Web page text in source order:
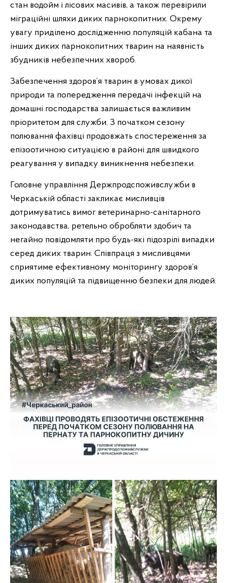
стан водойм і лісових масивів, а також перевірили
міграційні шляхи диких парнокопитних. Окрему
увагу приділено дослідженню популяцій кабана та
інших диких парнокопитних тварин на наявність
збудників небезпечних хвороб.
Забезпечення здоров’я тварин в умовах дикої
природи та попередження передачі інфекцій на
домашні господарства залишається важливим
пріоритетом для служби. З початком сезону
полювання фахівці продовжать спостереження за
епізоотичною ситуацією в районі для швидкого
реагування у випадку виникнення небезпеки.
Головне управління Держпродспоживслужби в
Черкаській області закликає мисливців
дотримуватись вимог ветеринарно-санітарного
законодавства, ретельно обробляти здобич та
негайно повідомляти про будь-які підозрілі випадки
серед диких тварин. Співпраця з мисливцями
сприятиме ефективному моніторингу здоров’я
диких популяцій та підвищенню безпеки для людей.